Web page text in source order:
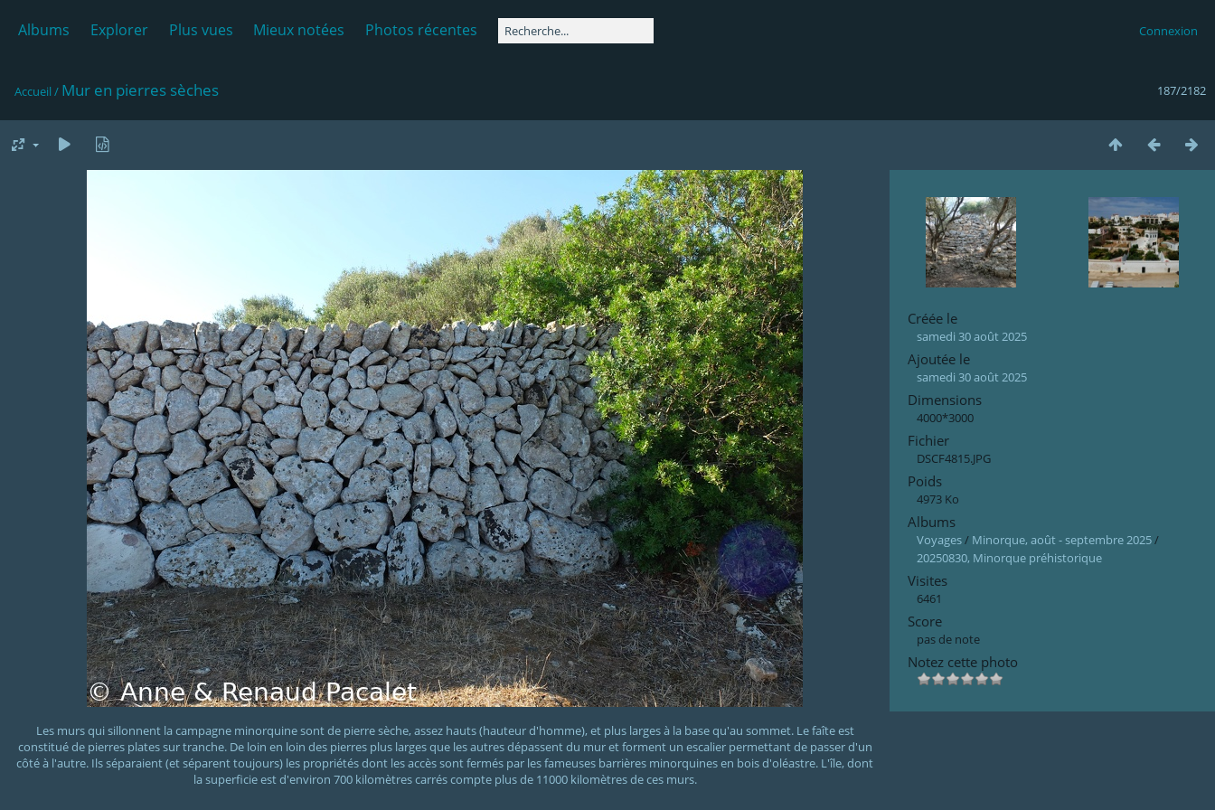
Albums Explorer Plus vues Mieux notées Photos récentes Connexion
187/2182
Accueil / Mur en pierres sèches
Les murs qui sillonnent la campagne minorquine sont de pierre sèche, assez hauts (hauteur d'homme), et plus larges à la base qu'au sommet. Le faîte est
constitué de pierres plates sur tranche. De loin en loin des pierres plus larges que les autres dépassent du mur et forment un escalier permettant de passer d'un
côté à l'autre. Ils séparaient (et séparent toujours) les propriétés dont les accès sont fermés par les fameuses barrières minorquines en bois d'oléastre. L'île, dont
la superficie est d'environ 700 kilomètres carrés compte plus de 11000 kilomètres de ces murs.
Créée le
samedi 30 août 2025
Ajoutée le
samedi 30 août 2025
Dimensions
4000*3000
Fichier
DSCF4815.JPG
Poids
4973 Ko
Albums
Voyages/ Minorque, août - septembre 2025/
20250830, Minorque préhistorique
Visites
6461
Score
pas de note
Notez cette photo